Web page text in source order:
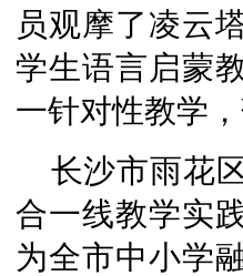
员观摩了凌云
学生语言启蒙
一针对性教学
长沙市雨花
合一线教学实
为全市中小学